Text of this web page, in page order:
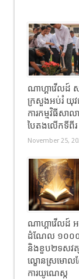
ណាហ្គាវើលដ៍
ក្រសួងអប់រំ យុ
ការកម្មវិធីសាល
បៃតងលើកទីពីរ
November 25,
ណាហ្គាវើលដ៍
ដំណែល ១០០០
និងខួប២ទសវត្ស
ល្ខោនស្រមោល
ការយូណេស្កូ